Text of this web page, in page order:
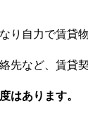
自力で賃貸
など、賃貸
はあります。